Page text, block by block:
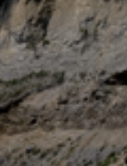
in Altentreptow.
Geschichte. In einer
Wettkampfes...